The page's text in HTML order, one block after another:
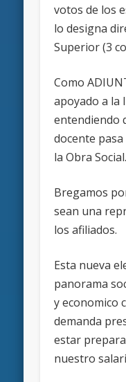
votos de los
lo designa
Superior (3
Como
apoyado a la
entendiendo
docente
la Obra Social.
Bregamos
sean una
los afiliados.
Esta nueva
panorama
y economico
demanda
estar
nuestro